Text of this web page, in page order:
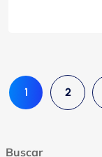
1 2
Buscar